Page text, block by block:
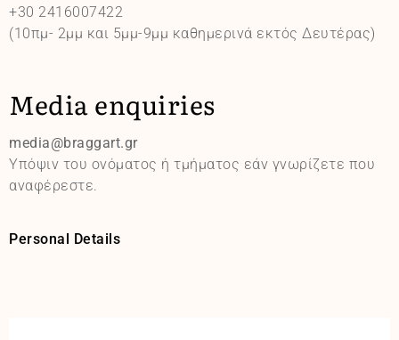
+30 2416007422
(10πμ- 2μμ και 5μμ-9μμ καθημερινά εκτός Δευτέρας)
Media enquiries
media@braggart.gr
Υπόψιν του ονόματος ή τμήματος εάν γνωρίζετε που
αναφέρεστε.
Personal Details